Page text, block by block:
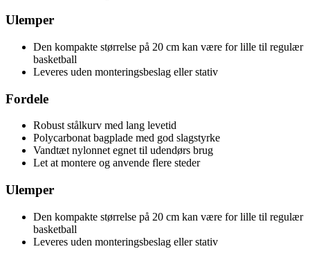
Ulemper
Den kompakte størrelse på 20 cm kan være for lille til regulær
basketball
Leveres uden monteringsbeslag eller stativ
Fordele
Robust stålkurv med lang levetid
Polycarbonat bagplade med god slagstyrke
Vandtæt nylonnet egnet til udendørs brug
Let at montere og anvende flere steder
Ulemper
Den kompakte størrelse på 20 cm kan være for lille til regulær
basketball
Leveres uden monteringsbeslag eller stativ